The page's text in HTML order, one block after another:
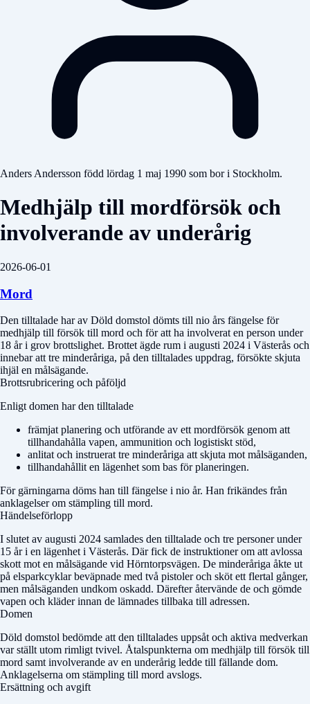
Anders Andersson född lördag 1 maj 1990 som bor i Stockholm.
Medhjälp till mordförsök och
involverande av underårig
2026-06-01
Mord
Den tilltalade har av Döld domstol dömts till nio års fängelse för
medhjälp till försök till mord och för att ha involverat en person under
18 år i grov brottslighet. Brottet ägde rum i augusti 2024 i Västerås och
innebar att tre minderåriga, på den tilltalades uppdrag, försökte skjuta
ihjäl en målsägande.
Brottsrubricering och påföljd
Enligt domen har den tilltalade
främjat planering och utförande av ett mordförsök genom att
tillhandahålla vapen, ammunition och logistiskt stöd,
anlitat och instruerat tre minderåriga att skjuta mot målsäganden,
tillhandahållit en lägenhet som bas för planeringen.
För gärningarna döms han till fängelse i nio år. Han frikändes från
anklagelser om stämpling till mord.
Händelseförlopp
I slutet av augusti 2024 samlades den tilltalade och tre personer under
15 år i en lägenhet i Västerås. Där fick de instruktioner om att avlossa
skott mot en målsägande vid Hörntorpsvägen. De minderåriga åkte ut
på elsparkcyklar beväpnade med två pistoler och sköt ett flertal gånger,
men målsäganden undkom oskadd. Därefter återvände de och gömde
vapen och kläder innan de lämnades tillbaka till adressen.
Domen
Döld domstol bedömde att den tilltalades uppsåt och aktiva medverkan
var ställt utom rimligt tvivel. Åtalspunkterna om medhjälp till försök till
mord samt involverande av en underårig ledde till fällande dom.
Anklagelserna om stämpling till mord avslogs.
Ersättning och avgift